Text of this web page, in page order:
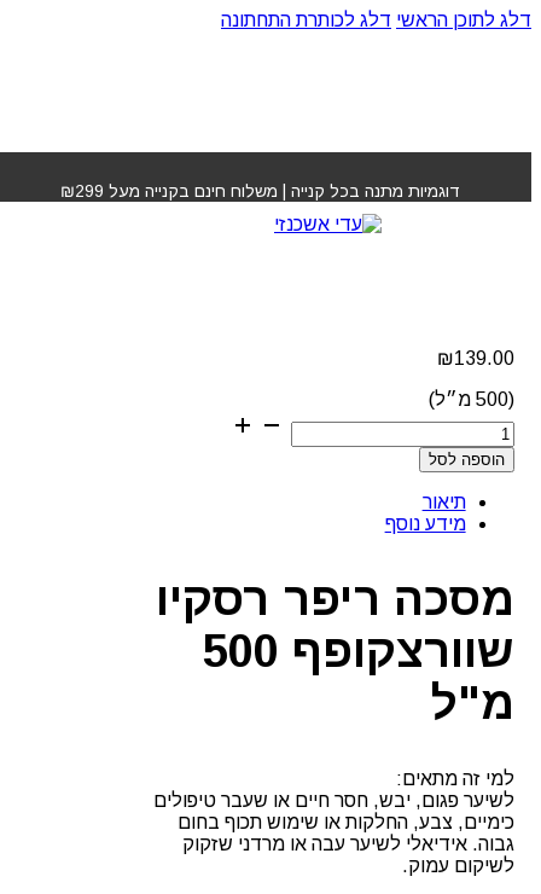
דלג לתוכן הראשי דלג לכותרת התחתונה
דוגמיות מתנה בכל קנייה | משלוח חינם בקנייה מעל ₪299
מסכה ריפר רסקיו
₪139.00
(500 מ״ל)
כמות
של
מסכה
רסקיו
שוורצקופף
הוספה לסל
תיאור
מידע נוסף
מסכה ריפר רסקיו
שוורצקופף 500
מ"ל
למי זה מתאים:
לשיער פגום, יבש, חסר חיים או שעבר טיפולים
כימיים, צבע, החלקות או שימוש תכוף בחום
גבוה. אידיאלי לשיער עבה או מרדני שזקוק
לשיקום עמוק.